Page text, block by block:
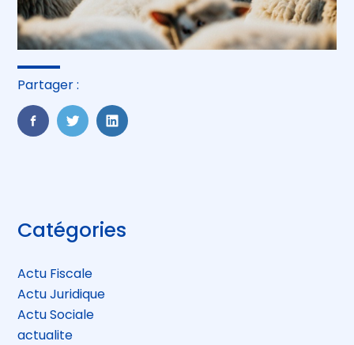
Partager :
FaceBook
TwitterLinkedIn
Blog
sidebar
Catégories
Actu Fiscale
Actu Juridique
Actu Sociale
actualite